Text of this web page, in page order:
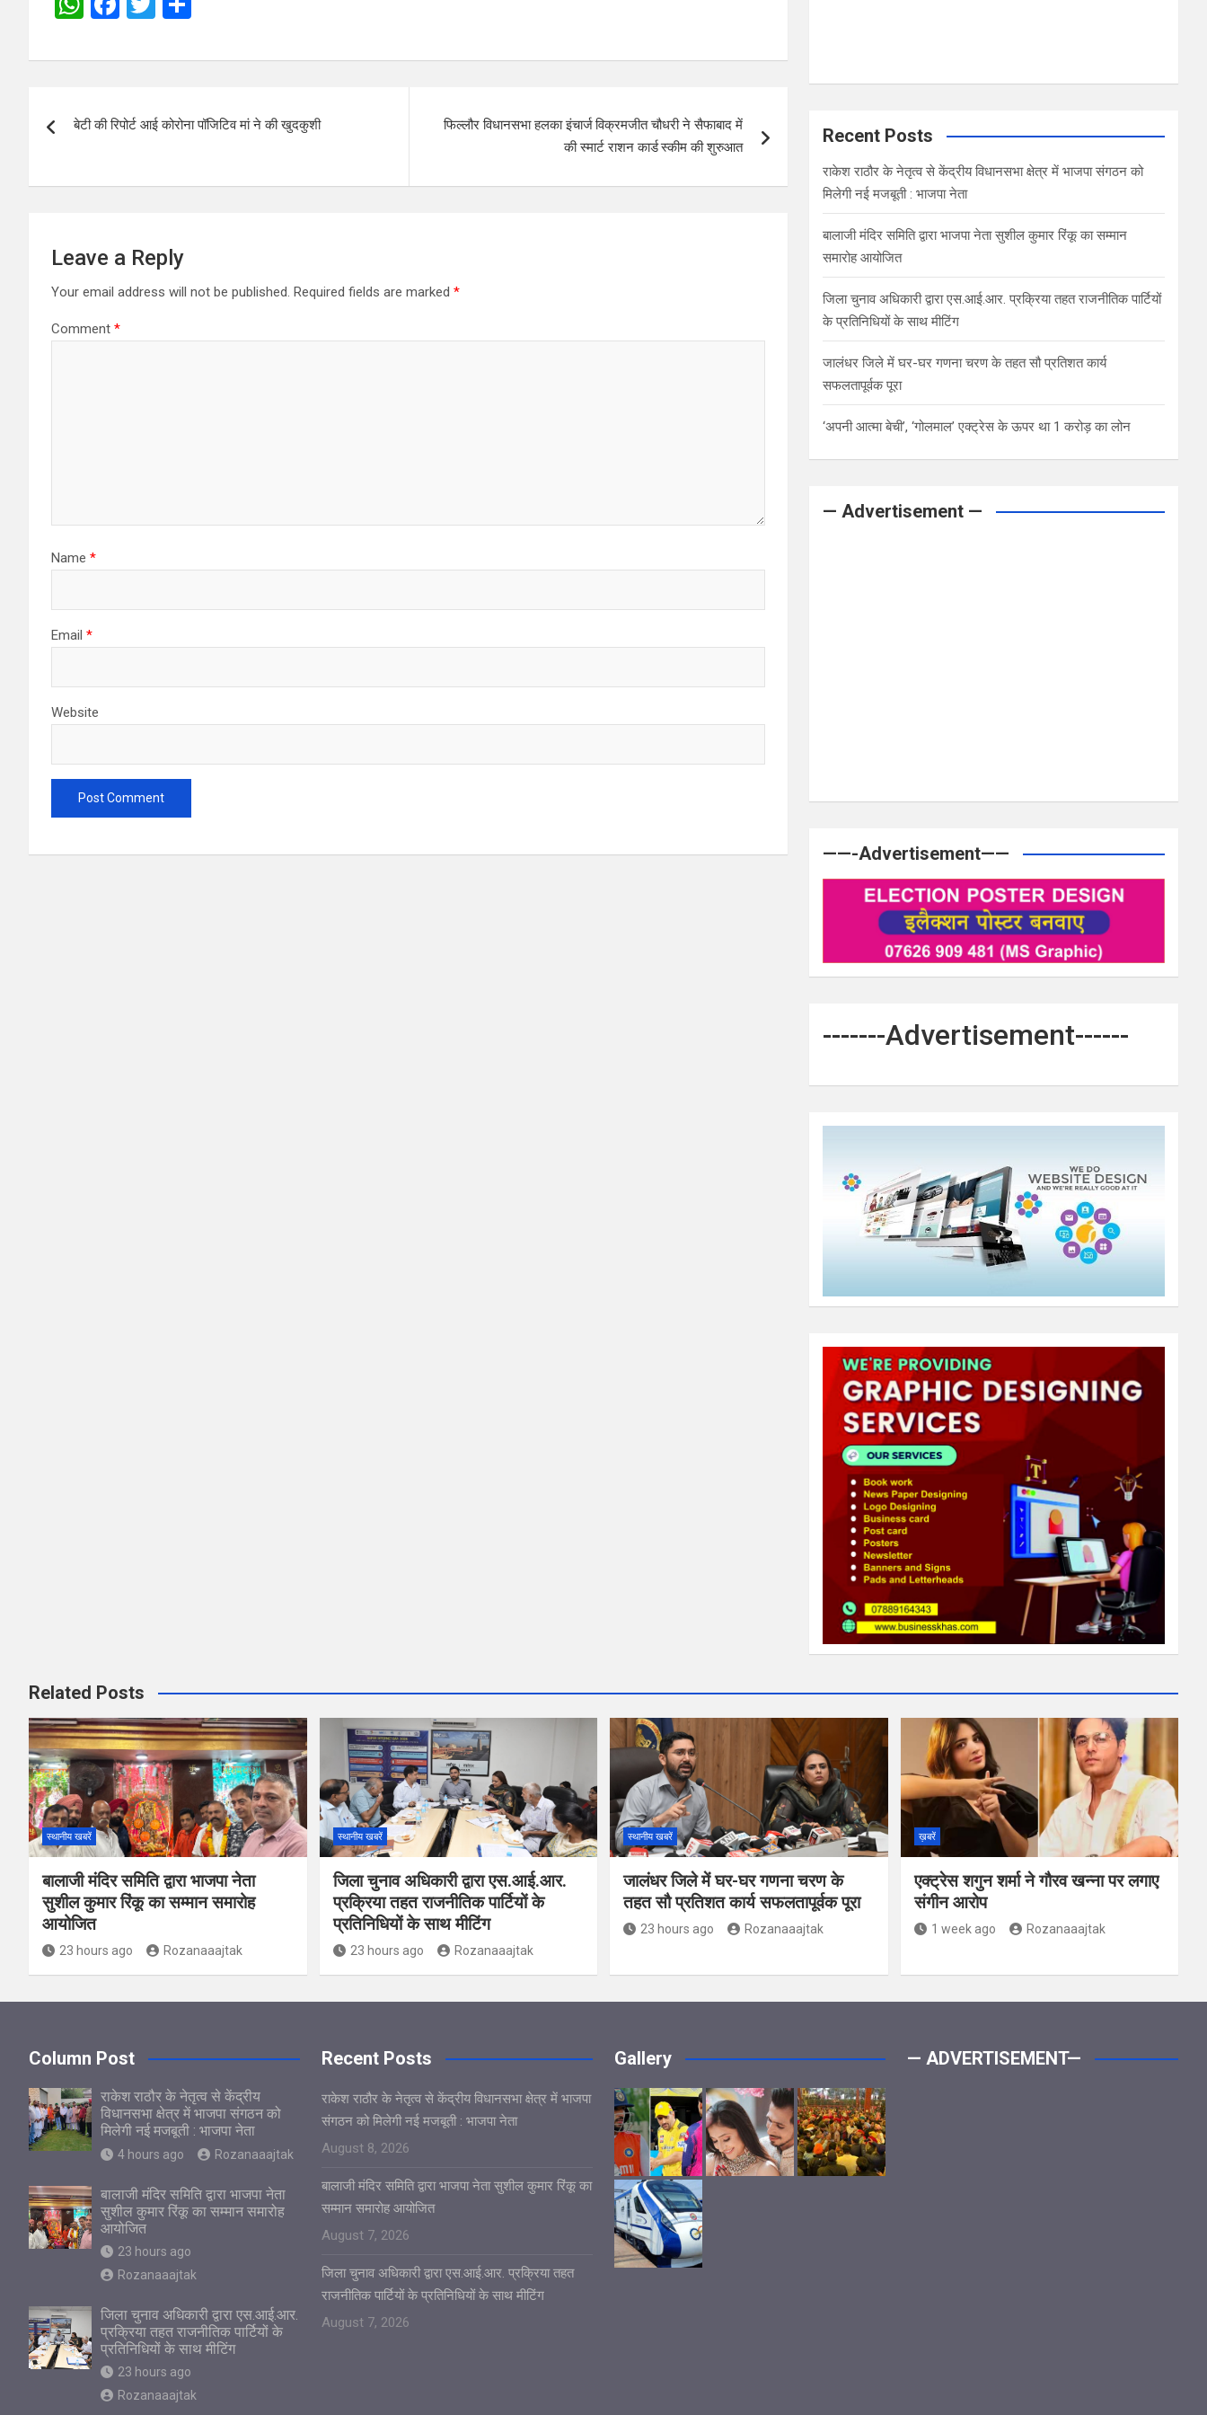
at
A
p
ce
o
k
tt ar
navigation
बेटी की रिपोर्ट आई कोरोना पॉजिटिव मां ने की खुदकुशी
फिल्लौर विधानसभा हलका इंचार्ज विक्रमजीत चौधरी ने सैफाबाद में
की स्मार्ट राशन कार्ड स्कीम की शुरुआत
Leave a Reply
Your email address will not be published. Required fields are marked *
Comment *
Name *
Email *
Website
Recent Posts
राकेश राठौर के नेतृत्व से केंद्रीय विधानसभा क्षेत्र में भाजपा संगठन को
मिलेगी नई मजबूती : भाजपा नेता
बालाजी मंदिर समिति द्वारा भाजपा नेता सुशील कुमार रिंकू का सम्मान
समारोह आयोजित
जिला चुनाव अधिकारी द्वारा एस.आई.आर. प्रक्रिया तहत राजनीतिक पार्टियों
के प्रतिनिधियों के साथ मीटिंग
जालंधर जिले में घर-घर गणना चरण के तहत सौ प्रतिशत कार्य
सफलतापूर्वक पूरा
‘अपनी आत्मा बेची’, ‘गोलमाल’ एक्ट्रेस के ऊपर था 1 करोड़ का लोन
— Advertisement —
——-Advertisement——
-------Advertisement------
Related Posts
स्थानीय खबरें
बालाजी मंदिर समिति द्वारा भाजपा नेता
सुशील कुमार रिंकू का सम्मान समारोह
आयोजित
23 hours ago Rozanaaajtak
स्थानीय खबरें
जिला चुनाव अधिकारी द्वारा एस.आई.आर.
प्रक्रिया तहत राजनीतिक पार्टियों के
प्रतिनिधियों के साथ मीटिंग
23 hours ago Rozanaaajtak
स्थानीय खबरें
जालंधर जिले में घर-घर गणना चरण के
तहत सौ प्रतिशत कार्य सफलतापूर्वक पूरा
23 hours ago Rozanaaajtak
ख़बरें
एक्ट्रेस शगुन शर्मा ने गौरव खन्ना पर लगाए
संगीन आरोप
1 week ago Rozanaaajtak
Column Post
राकेश राठौर के नेतृत्व से केंद्रीय
विधानसभा क्षेत्र में भाजपा संगठन को
मिलेगी नई मजबूती : भाजपा नेता
4 hours ago Rozanaaajtak
बालाजी मंदिर समिति द्वारा भाजपा नेता
सुशील कुमार रिंकू का सम्मान समारोह
आयोजित
23 hours ago
Rozanaaajtak
जिला चुनाव अधिकारी द्वारा एस.आई.आर.
प्रक्रिया तहत राजनीतिक पार्टियों के
प्रतिनिधियों के साथ मीटिंग
23 hours ago
Rozanaaajtak
Recent Posts
राकेश राठौर के नेतृत्व से केंद्रीय विधानसभा क्षेत्र में भाजपा
संगठन को मिलेगी नई मजबूती : भाजपा नेता
August 8, 2026
बालाजी मंदिर समिति द्वारा भाजपा नेता सुशील कुमार रिंकू का
सम्मान समारोह आयोजित
August 7, 2026
जिला चुनाव अधिकारी द्वारा एस.आई.आर. प्रक्रिया तहत
राजनीतिक पार्टियों के प्रतिनिधियों के साथ मीटिंग
August 7, 2026
Gallery — ADVERTISEMENT—